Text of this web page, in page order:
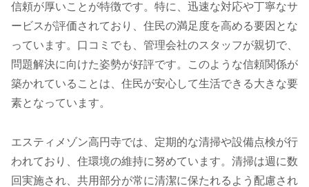
信頼が厚いことが特徴です。特に、迅速な対応や丁寧なサ
ービスが評価されており、住民の満足度を高める要因とな
っています。口コミでも、管理会社のスタッフが親切で、
問題解決に向けた姿勢が好評です。このような信頼関係が
築かれていることは、住民が安心して生活できる大きな要
素となっています。
エスティメゾン高円寺では、定期的な清掃や設備点検が行
われており、住環境の維持に努めています。清掃は週に数
回実施され、共用部分が常に清潔に保たれるよう配慮され